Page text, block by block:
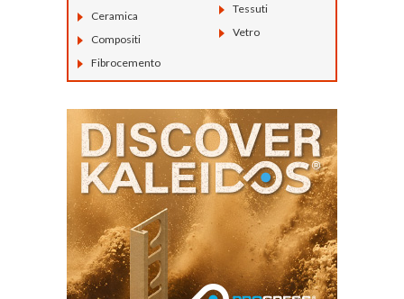
Ceramica
Compositi
Fibrocemento
Tessuti
Vetro